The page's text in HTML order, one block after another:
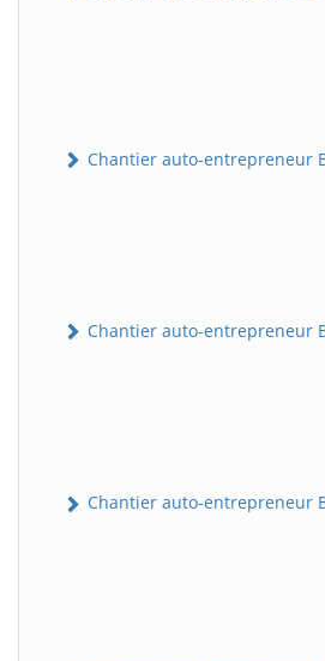
Chantier auto-entrepreneur
Chantier auto-entrepreneur
Chantier auto-entrepreneur